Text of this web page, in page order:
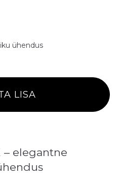
ühendus
LISA
– elegantne